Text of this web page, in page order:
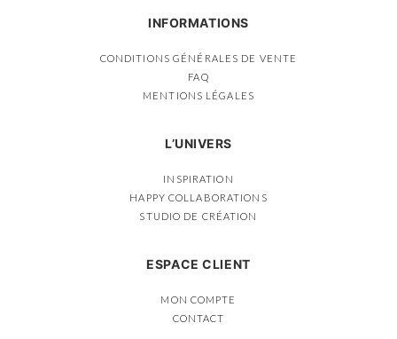
INFORMATIONS
CONDITIONS GÉNÉRALES DE VENTE
FAQ
MENTIONS LÉGALES
L’UNIVERS
INSPIRATION
HAPPY COLLABORATIONS
STUDIO DE CRÉATION
ESPACE CLIENT
MON COMPTE
CONTACT